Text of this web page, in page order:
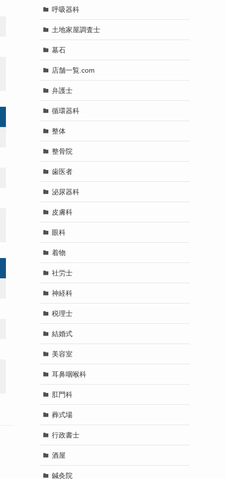
呼吸器科
土地家屋調査士
墓石
店舗一覧.com
弁護士
循環器科
整体
整骨院
歯医者
泌尿器科
皮膚科
眼科
着物
社労士
神経科
税理士
結婚式
美容室
耳鼻咽喉科
肛門科
葬式場
行政書士
酒屋
鍼灸院